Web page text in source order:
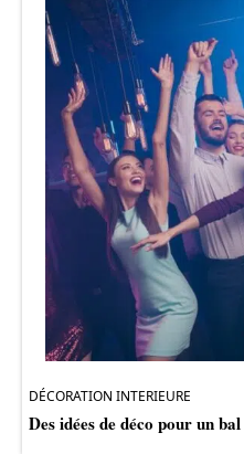
DÉCORATION INTERIEURE
Des idées de déco pour un